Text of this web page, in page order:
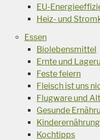
EU-
Heiz- und
Essen
Biolebensmittel
Ernte und
Feste feiern
Fleisch ist uns
Flugware und
Gesunde
Kinderernährung
Kochtipps